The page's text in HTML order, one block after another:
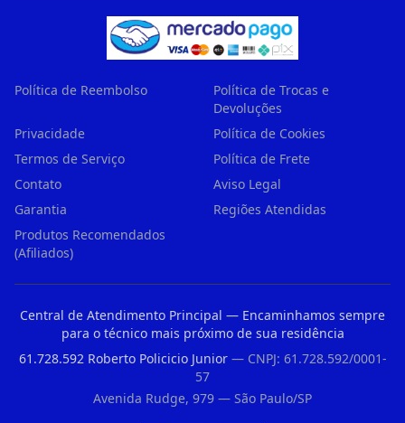
Política de Reembolso
Política de Trocas e
Devoluções
Privacidade
Política de Cookies
Termos de Serviço
Política de Frete
Contato
Aviso Legal
Garantia
Regiões Atendidas
Produtos Recomendados
(Afiliados)
Central de Atendimento Principal — Encaminhamos sempre
para o técnico mais próximo de sua residência
61.728.592 Roberto Policicio Junior— CNPJ: 61.728.592/0001-
57
Avenida Rudge, 979 — São Paulo/SP